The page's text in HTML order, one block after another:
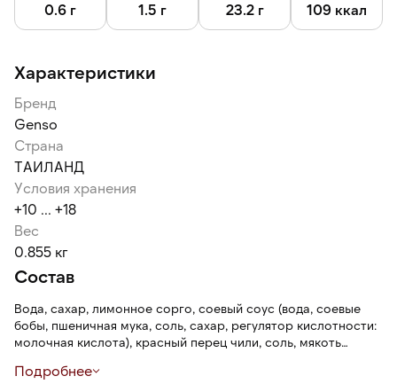
потерю продукта.
0.6 г 1.5 г 23.2 г 109 ккал
Характеристики
Бренд
Genso
Страна
ТАИЛАНД
Условия хранения
+10 ... +18
Вес
0.855 кг
Состав
Вода, сахар, лимонное сорго, соевый соус (вода, соевые
бобы, пшеничная мука, соль, сахар, регулятор кислотности:
молочная кислота), красный перец чили, соль, мякоть
усилитель вкуса и аромата: глутамат натрия, кориандр,
Подробнее